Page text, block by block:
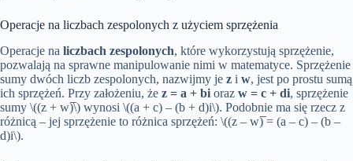
Operacje na liczbach zespolonych z użyciem sprzężenia
Operacje na liczbach zespolonych, które wykorzystują sprzężenie,
pozwalają na sprawne manipulowanie nimi w matematyce. Sprzężenie
sumy dwóch liczb zespolonych, nazwijmy je z i w, jest po prostu sumą
ich sprzężeń. Przy założeniu, że z = a + bi oraz w = c + di, sprzężenie
sumy \((z + w)̅\) wynosi \((a + c) – (b + d)i\). Podobnie ma się rzecz z
różnicą – jej sprzężenie to różnica sprzężeń: \((z – w)̅ = (a – c) – (b –
d)i\).